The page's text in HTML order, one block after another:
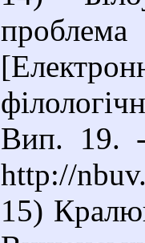
Вип. 19.
http://
15)